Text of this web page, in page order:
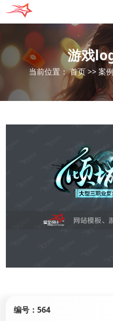
游戏
当前位置：首页>>案
编号：564